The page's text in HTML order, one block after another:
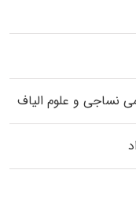
نساجی و علوم الیاف